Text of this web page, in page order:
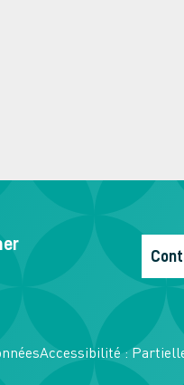
Accessibilité :